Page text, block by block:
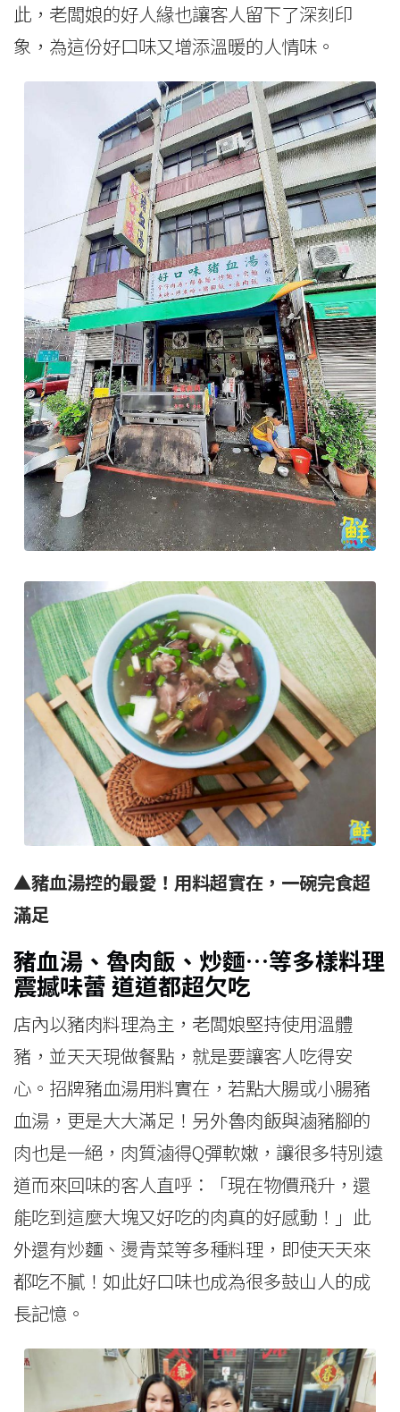
此，老闆娘的好人緣也讓客人留下了深刻印
象，為這份好口味又增添溫暖的人情味。
▲豬血湯控的最愛！用料超實在，一碗完食超
滿足
豬血湯、魯肉飯、炒麵…等多樣料理
震撼味蕾道道都超欠吃
店內以豬肉料理為主，老闆娘堅持使用溫體
豬，並天天現做餐點，就是要讓客人吃得安
心。招牌豬血湯用料實在，若點大腸或小腸豬
血湯，更是大大滿足！另外魯肉飯與滷豬腳的
肉也是一絕，肉質滷得Q彈軟嫩，讓很多特別遠
道而來回味的客人直呼：「現在物價飛升，還
能吃到這麼大塊又好吃的肉真的好感動！」此
外還有炒麵、燙青菜等多種料理，即使天天來
都吃不膩！如此好口味也成為很多鼓山人的成
長記憶。